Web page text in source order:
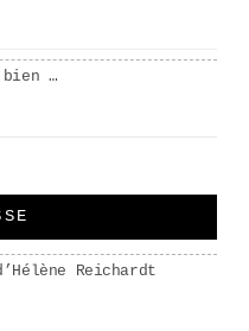
…
Reichardt